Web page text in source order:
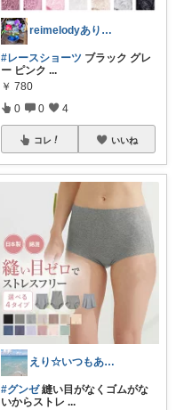
reimelodyありがとうございます
#レースショーツ ブラック グレ
ー ピンク ...
￥ 780
0 0 4
コレ いいね
えり☆いつもありがとうございます
#グンゼ縫い目がなくゴムがな
いからストレ ...